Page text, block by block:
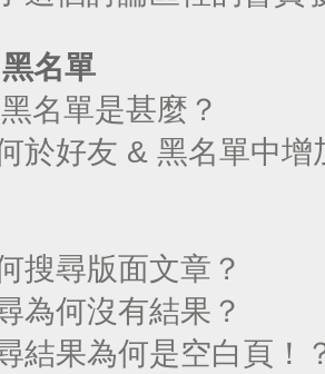
名單
名單是甚麼？
於好友 & 黑名單中增
搜尋版面文章？
為何沒有結果？
結果為何是空白頁！